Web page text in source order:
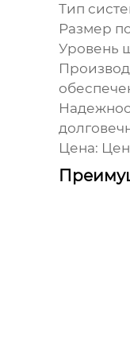
Тип
Размер
Уровень
Цена: